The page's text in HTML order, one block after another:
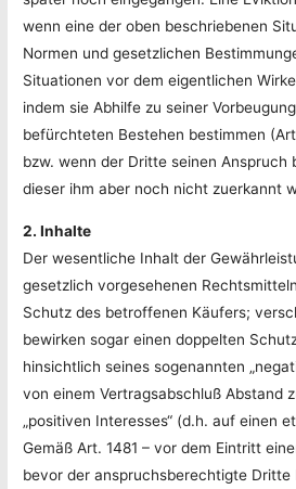
wenn eine der oben beschriebenen
Normen und gesetzlichen
Situationen vor dem eigentlichen
indem sie Abhilfe zu seiner
befürchteten Bestehen bestimmen
bzw. wenn der Dritte seinen Anspruch
dieser ihm aber noch nicht zuerkannt
2. Inhalte
Der wesentliche Inhalt der
gesetzlich vorgesehenen
Schutz des betroffenen Käufers;
bewirken sogar einen doppelten
hinsichtlich seines sogenannten
von einem Vertragsabschluß Abstand
„positiven Interesses“ (d.h. auf einen
Gemäß Art. 1481 – vor dem Eintritt
bevor der anspruchsberechtigte Dritte